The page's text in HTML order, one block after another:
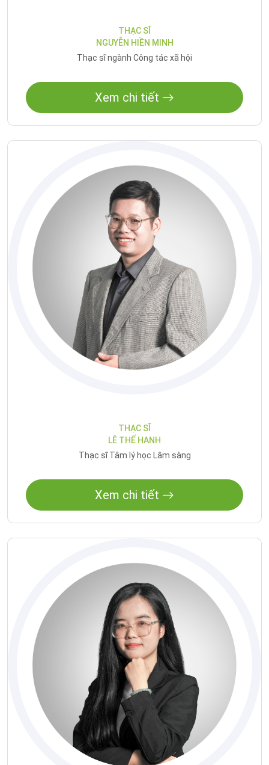
THẠC SĨ
NGUYỄN HIỀN MINH
Thạc sĩ ngành Công tác xã hội
Xem chi tiết
THẠC SĨ
LÊ THẾ HANH
Thạc sĩ Tâm lý học Lâm sàng
Xem chi tiết